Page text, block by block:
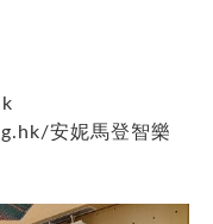
安妮馬登智樂